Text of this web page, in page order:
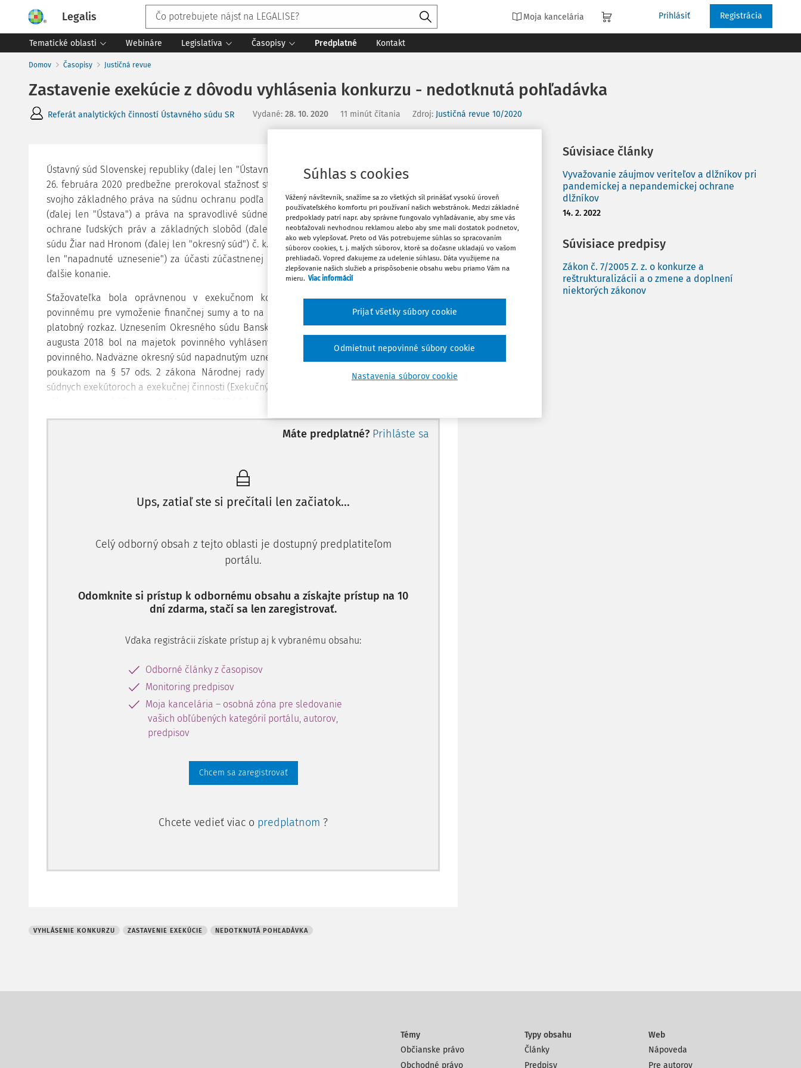
Legalis Moja kancelária Prihlásiť Registrácia
Tematické oblasti Webináre Legislatíva Časopisy Predplatné Kontakt
Domov Časopisy Justičná revue
Zastavenie exekúcie z dôvodu vyhlásenia konkurzu - nedotknutá pohľadávka
Referát analytických činností Ústavného súdu SR Vydané: 28. 10. 2020 11 minút čítania Zdroj: Justičná revue 10/2020
Ústavný súd Slovenskej republiky (ďalej len "Ústavný súd") na neverejnom zasadnutí senátu
26. februára 2020 predbežne prerokoval sťažnosť sťažovateľky, ktorou namietala porušenie
svojho základného práva na súdnu ochranu podľa čl. 46 ods. 1 Ústavy Slovenskej republiky
(ďalej len "Ústava") a práva na spravodlivé súdne konanie podľa čl. 6 ods. 1 Dohovoru o
ochrane ľudských práv a základných slobôd (ďalej len "Dohovor") uznesením Okresného
súdu Žiar nad Hronom (ďalej len "okresný súd") č. k. 7 Er 576/2014-20 zo 7. marca 2019 (ďalej
len "napadnuté uznesenie") za účasti zúčastnenej osoby (ďalej aj "povinný") a prijal ju na
ďalšie konanie.
Sťažovateľka bola oprávnenou v exekučnom konanívedenom okresným súdom proti
povinnému pre vymoženie finančnej sumy a to na podklade exekučného titulu, ktorým bol
platobný rozkaz. Uznesením Okresného súdu Banská Bystrica sp. zn. 4 OdK 748/2018 zo 16.
augusta 2018 bol na majetok povinného vyhlásený konkurz a zároveň došlo k oddlženiu
povinného. Nadväzne okresný súd napadnutým uznesením (na podnet súdneho exekútora) s
poukazom na § 57 ods. 2 zákona Národnej rady Slovenskej republiky č. 233/1995 Z.z. o
súdnych exekútoroch a exekučnej činnosti (Exekučný poriadok) a o zmene a doplnení ďalších
Máte predplatné? Prihláste sa
Ups, zatiaľ ste si prečítali len začiatok...
Celý odborný obsah z tejto oblasti je dostupný predplatiteľom
portálu.
Odomknite si prístup k odbornému obsahu a získajte prístup na 10
dní zdarma, stačí sa len zaregistrovať.
Vďaka registrácii získate prístup aj k vybranému obsahu:
Odborné články z časopisov
Monitoring predpisov
Moja kancelária – osobná zóna pre sledovanie
vašich obľúbených kategórií portálu, autorov,
predpisov
Chcem sa zaregistrovať
Chcete vedieť viac o predplatnom ?
VYHLÁSENIE KONKURZU ZASTAVENIE EXEKÚCIE NEDOTKNUTÁ POHĽADÁVKA
Obľúbené
Zdieľať
Súvisiace články
Vyvažovanie záujmov veriteľov a dlžníkov pri
pandemickej a nepandemickej ochrane
dlžníkov
14. 2. 2022
Súvisiace predpisy
Zákon č. 7/2005 Z. z. o konkurze a
reštrukturalizácii a o zmene a doplnení
niektorých zákonov
Témy
Občianske právo
Obchodné právo
Typy obsahu
Články
Predpisy
Web
Nápoveda
Pre autorov
Súhlas s cookies
Vážený návštevník, snažíme sa zo všetkých síl prinášať vysokú úroveň
používateľského komfortu pri používaní našich webstránok. Medzi základné
predpoklady patrí napr. aby správne fungovalo vyhľadávanie, aby sme vás
neobťažovali nevhodnou reklamou alebo aby sme mali dostatok podnetov,
ako web vylepšovať. Preto od Vás potrebujeme súhlas so spracovaním
súborov cookies, t. j. malých súborov, ktoré sa dočasne ukladajú vo vašom
prehliadači. Vopred ďakujeme za udelenie súhlasu. Dáta využijeme na
zlepšovanie našich služieb a prispôsobenie obsahu webu priamo Vám na
mieru. Viac informácií
Nastavenia súborov cookie
Odmietnut nepovinné súbory cookie
Prijať všetky súbory cookie